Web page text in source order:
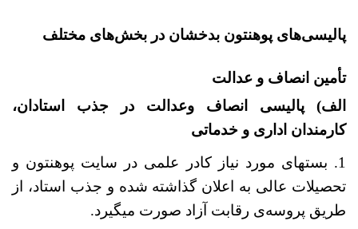
پالیسیهای پوهنتون بدخشان در بخشهای مختلف
تأمین انصاف و عدالت
الف) پالیسی انصاف وعدالت در جذب استادان،
کارمندان اداری و خدماتی
1. بست­های مورد نیاز کادر علمی در سایت پوهنتون و
تحصیلات عالی به اعلان گذاشته شده و جذب استاد، از
طریق پروسهی رقابت آزاد صورت می­گیرد.